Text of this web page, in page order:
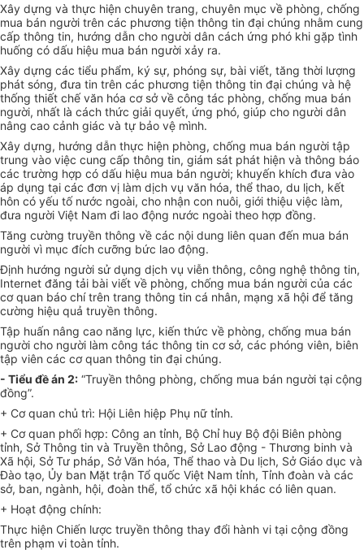
Xây dựng và thực hiện chuyên trang, chuyên mục về phòng, chống
mua bán người trên các phương tiện thông tin đại chúng nhằm cung
cấp thông tin, hướng dẫn cho người dân cách ứng phó khi gặp tình
huống có dấu hiệu mua bán người xảy ra.
Xây dựng các tiểu phẩm, ký sự, phóng sự, bài viết, tăng thời lượng
phát sóng, đưa tin trên các phương tiện thông tin đại chúng và hệ
thống thiết chế văn hóa cơ sở về công tác phòng, chống mua bán
người, nhất là cách thức giải quyết, ứng phó, giúp cho người dân
nâng cao cảnh giác và tự bảo vệ mình.
Xây dựng, hướng dẫn thực hiện phòng, chống mua bán người tập
trung vào việc cung cấp thông tin, giám sát phát hiện và thông báo
các trường hợp có dấu hiệu mua bán người; khuyến khích đưa vào
áp dụng tại các đơn vị làm dịch vụ văn hóa, thể thao, du lịch, kết
hôn có yếu tố nước ngoài, cho nhận con nuôi, giới thiệu việc làm,
đưa người Việt Nam đi lao động nước ngoài theo hợp đồng.
Tăng cường truyền thông về các nội dung liên quan đến mua bán
người vì mục đích cưỡng bức lao động.
Định hướng người sử dụng dịch vụ viễn thông, công nghệ thông tin,
Internet đăng tải bài viết về phòng, chống mua bán người của các
cơ quan báo chítrên trang thông tin cá nhân, mạng xã hội để tăng
cường hiệu quả truyền thông.
Tập huấn nâng cao năng lực, kiến thức về phòng, chống mua bán
người cho người làm công tác thông tin cơ sở, các phóng viên, biên
tập viên các cơ quan thông tin đại chúng.
- Tiểu đề án 2: “Truyền thông phòng, chống mua bán người tại cộng
đồng”.
+ Cơ quan chủ trì: Hội Liên hiệp Phụ nữ tỉnh.
+ Cơ quan phối hợp: Công an tỉnh, Bộ Chỉ huy Bộ đội Biên phòng
tỉnh, Sở Thông tin và Truyền thông, Sở Lao động - Thương binh và
Xã hội, Sở Tư pháp, Sở Văn hóa, Thể thao và Du lịch, Sở Giáo dục và
Đào tạo, Ủy ban Mặt trận Tổ quốc Việt Nam tỉnh, Tỉnh đoàn và các
sở, ban, ngành, hội, đoàn thể, tổ chức xã hội khác có liên quan.
+ Hoạt động chính:
Thực hiện Chiến lược truyền thông thay đổi hành vi tại cộng đồng
trên phạm vi toàn tỉnh.